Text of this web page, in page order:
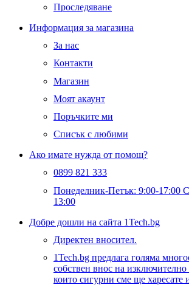
Проследяване
Информация за магазина
За нас
Контакти
Магазин
Моят акаунт
Поръчките ми
Списък с любими
Ако имате нужда от помощ?
0899 821 333
Понеделник-Петък: 9:00-17:00
13:00
Добре дошли на сайта 1Tech.bg
Директен вносител.
1Tech.bg предлага голяма
собствен внос на
които сигурни сме ще харесате